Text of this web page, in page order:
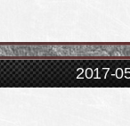
2017-